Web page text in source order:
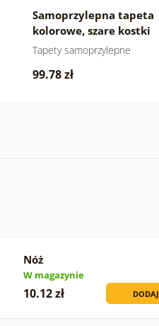
Samoprzylepna tapeta
kolorowe, szare kostki
Tapety samoprzylepne
99.78 zł
Nóż
W magazynie
10.12 zł DODAJ